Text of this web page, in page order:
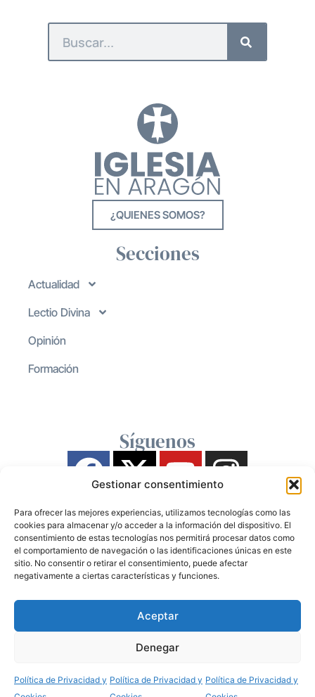
Gestionar consentimiento
Para ofrecer las mejores experiencias, utilizamos tecnologías como las
cookies para almacenar y/o acceder a la información del dispositivo. El
consentimiento de estas tecnologías nos permitirá procesar datos como
el comportamiento de navegación o las identificaciones únicas en este
sitio. No consentir o retirar el consentimiento, puede afectar
negativamente a ciertas características y funciones.
Aceptar
Denegar
Política de Privacidad y Política de Privacidad y Política de Privacidad y
¿QUIENES SOMOS?
Secciones
Actualidad
Lectio Divina
Opinión
Formación
Síguenos